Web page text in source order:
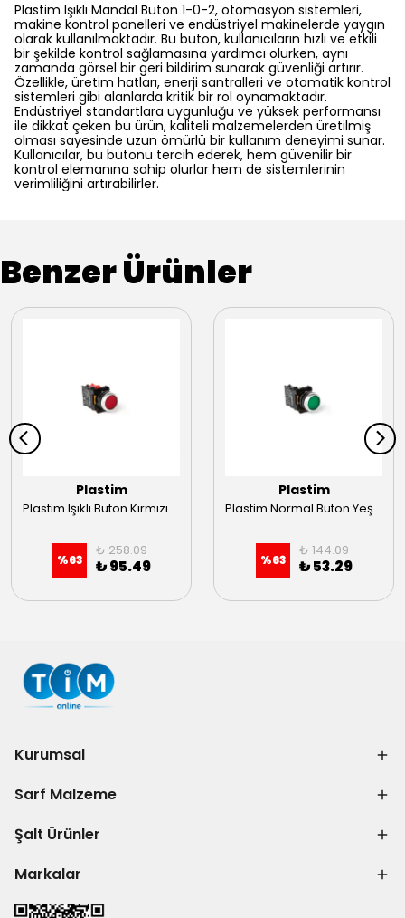
Plastim Işıklı Mandal Buton 1-0-2, otomasyon sistemleri,
makine kontrol panelleri ve endüstriyel makinelerde yaygın
olarak kullanılmaktadır. Bu buton, kullanıcıların hızlı ve etkili
bir şekilde kontrol sağlamasına yardımcı olurken, aynı
zamanda görsel bir geri bildirim sunarak güvenliği artırır.
Özellikle, üretim hatları, enerji santralleri ve otomatik kontrol
sistemleri gibi alanlarda kritik bir rol oynamaktadır.
Endüstriyel standartlara uygunluğu ve yüksek performansı
ile dikkat çeken bu ürün, kaliteli malzemelerden üretilmiş
olması sayesinde uzun ömürlü bir kullanım deneyimi sunar.
Kullanıcılar, bu butonu tercih ederek, hem güvenilir bir
kontrol elemanına sahip olurlar hem de sistemlerinin
verimliliğini artırabilirler.
Benzer Ürünler
Plastim
Plastim Işıklı Buton Kırmızı 1NC LED 220V 22mm
%63
₺ 258.09
₺ 95.49
Plastim
Plastim Normal Buton Yeşil 1NO
%63
₺ 144.09
₺ 53.29
Kurumsal
Sarf Malzeme
Şalt Ürünler
Markalar